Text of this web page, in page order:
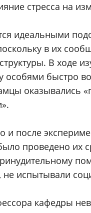
стресса на
идеальными
в их
В ходе
особями быстро
оказывались
и после
проведено их
не испытывали
кафедры